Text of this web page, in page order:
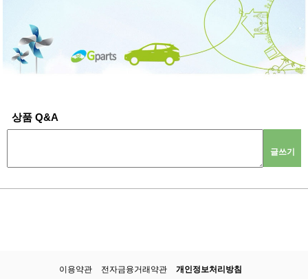
상품 Q&A
글쓰기
이용약관 전자금융거래약관 개인정보처리방침